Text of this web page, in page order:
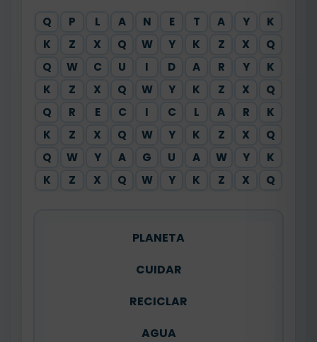
Q P L A N E T A Y
K
K
Z X Q W Y K Z X
Q
Q
W C U I D A R Y
K
K
Z X Q W Y K Z X
Q
Q
R E C I C L A R
K
K
Z X Q W Y K Z X
Q
Q
W Y A G U A W Y
K
K
Z X Q W Y K Z X Q
PLANETA
CUIDAR
RECICLAR
AGUA